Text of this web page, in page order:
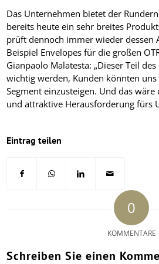
Das Unternehmen bietet der
bereits heute ein sehr breites
prüft dennoch immer wieder dessen
Beispiel Envelopes für die großen
Gianpaolo Malatesta: „Dieser Teil
wichtig werden, Kunden könnten
Segment einzusteigen. Und das
und attraktive Herausforderung fürs
Eintrag teilen
0
KOMMENTARE
Schreiben Sie einen